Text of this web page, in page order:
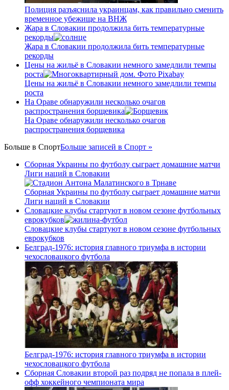
Полиция разъяснила украинцам, как правильно сменить
временное убежище на ВНЖ
Жара в Словакии продолжила бить температурные
рекорды
Жара в Словакии продолжила бить температурные
рекорды
Цены на жильё в Словакии немного замедлили темпы
роста
Цены на жильё в Словакии немного замедлили темпы
роста
На Ораве обнаружили несколько очагов
распространения борщевика
На Ораве обнаружили несколько очагов
распространения борщевика
Больше в СпортБольше записей в Спорт »
Сборная Украины по футболу сыграет домашние матчи
Лиги наций в Словакии
Сборная Украины по футболу сыграет домашние матчи
Лиги наций в Словакии
Словацкие клубы стартуют в новом сезоне футбольных
еврокубков
Словацкие клубы стартуют в новом сезоне футбольных
еврокубков
Белград-1976: история главного триумфа в истории
чехословацкого футбола
Белград-1976: история главного триумфа в истории
чехословацкого футбола
Сборная Словакии второй раз подряд не попала в плей-
офф хоккейного чемпионата мира